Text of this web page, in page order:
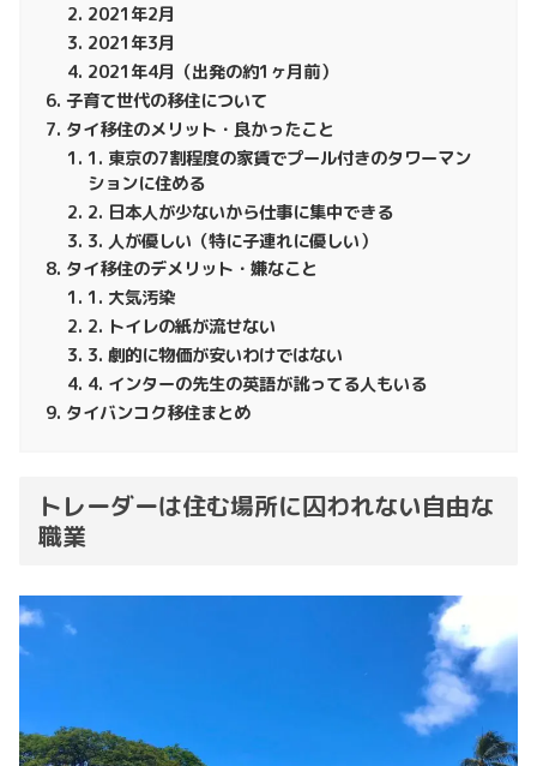
2021年2月
2021年3月
2021年4月（出発の約1ヶ月前）
子育て世代の移住について
タイ移住のメリット・良かったこと
1. 東京の7割程度の家賃でプール付きのタワーマン
ションに住める
2. 日本人が少ないから仕事に集中できる
3. 人が優しい（特に子連れに優しい）
タイ移住のデメリット・嫌なこと
1. 大気汚染
2. トイレの紙が流せない
3. 劇的に物価が安いわけではない
4. インターの先生の英語が訛ってる人もいる
タイバンコク移住まとめ
トレーダーは住む場所に囚われない自由な
職業